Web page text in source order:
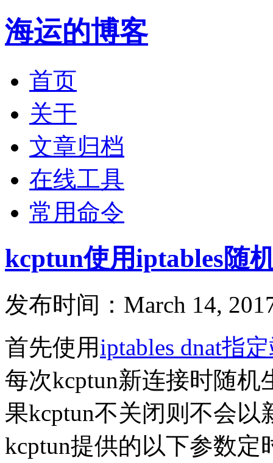
海运的博客
首页
关于
文章归档
在线工具
常用命令
kcptun使用iptables随
发布时间：March 14,
首先使用iptables dnat指
每次kcptun新连接时随
果kcptun不关闭则不会
kcptun提供的以下参数定